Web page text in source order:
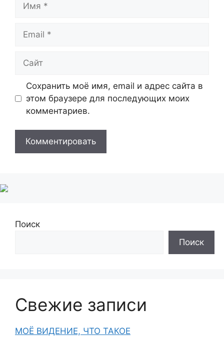
Сохранить моё имя, email и адрес сайта в
этом браузере для последующих моих
комментариев.
Поиск
Поиск
Свежие записи
МОЁ ВИДЕНИЕ, ЧТО ТАКОЕ